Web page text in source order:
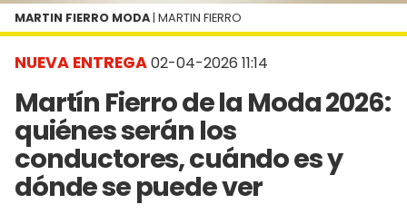
NUEVA ENTREGA02-04-2026 11:14
Martín Fierro de la Moda 2026:
quiénes serán los
conductores, cuándo es y
dónde se puede ver
MARTIN FIERRO MODA | MARTIN FIERRO